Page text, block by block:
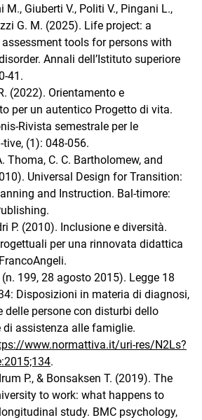
M., Giuberti V., Politi V., Pingani L.,
G. M. (2025). Life project: a
tools for persons with
Annali dell’Istituto superiore
41.
(2022). Orientamento e
per un autentico Progetto di vita.
Rivista semestrale per le
(1): 048-056.
Thoma, C. C. Bartholomew, and
Universal Design for Transition:
and Instruction. Bal-timore:
P. (2010). Inclusione e diversità.
per una rinnovata didattica
199, 28 agosto 2015). Legge 18
Disposizioni in materia di diagnosi,
delle persone con disturbi dello
assistenza alle famiglie.
www.normattiva.it/uri-res/N2Ls?
.
P., & Bonsaksen T. (2019). The
to work: what happens to
study. BMC psychology,